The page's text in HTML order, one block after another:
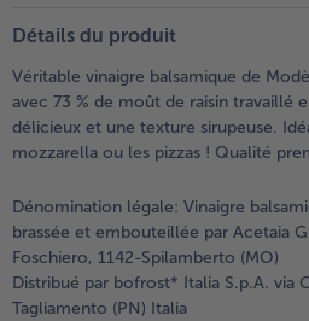
Détails du produit
Véritable vinaigre balsamique de
avec 73 % de moût de raisin travaillé
délicieux et une texture sirupeuse.
mozzarella ou les pizzas ! Qualité
Dénomination légale: Vinaigre
brassée et embouteillée par Acetaia
Foschiero, 1142-Spilamberto (MO)
Distribué par bofrost* Italia S.p.A. via
Tagliamento (PN) Italia